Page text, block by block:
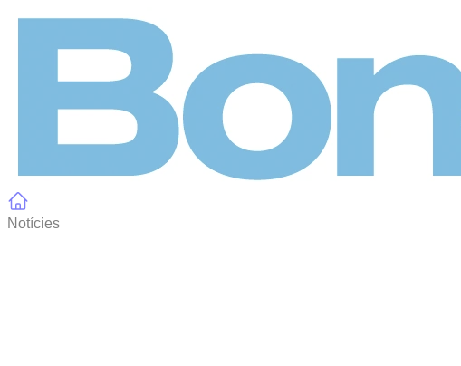
Notícies